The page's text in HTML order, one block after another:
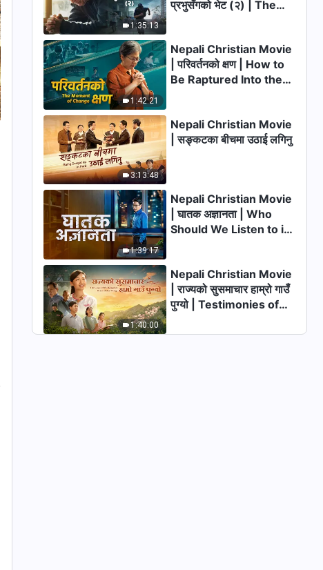
1:35:13
प्रभुसँगको भेट (२) | The
We Enter the Kingdom
of God?
1:42:21
Nepali Christian Movie
| परिवर्तनको क्षण | How to
Be Raptured Into the
3:13:48
Nepali Christian Movie
| सङ्कटका बीचमा उठाई लगिनु
1:39:17
Nepali Christian Movie
| घातक अज्ञानता | Who
Should We Listen to in
1:40:00
Nepali Christian Movie
| राज्यको सुसमाचार हाम्रो गाउँ
पुग्यो | Testimonies of
the Lord's Return